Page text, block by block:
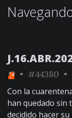
• #44380 •
Con la
han quedado sin
decidido hacer